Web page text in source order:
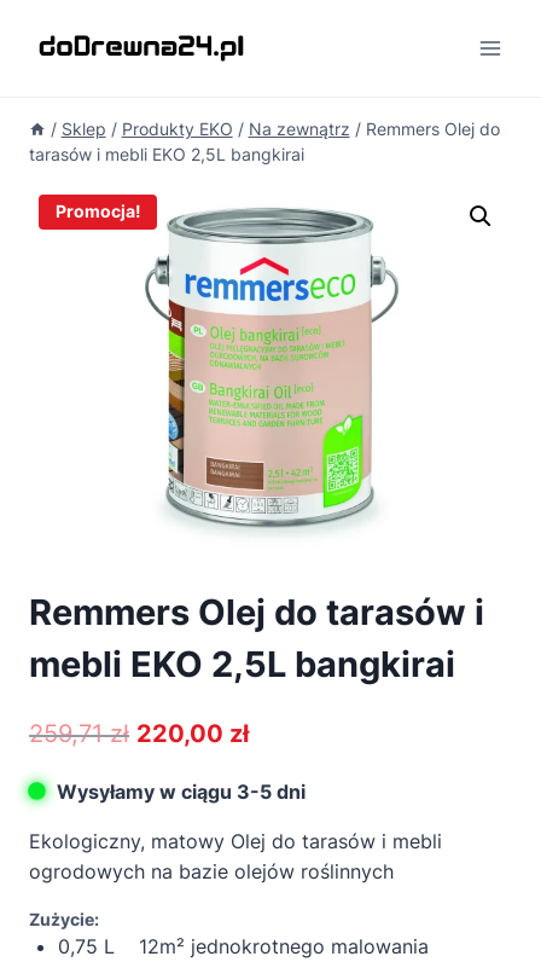
/ Sklep / Produkty EKO / Na zewnątrz / Remmers Olej do
tarasów i mebli EKO 2,5L bangkirai
Promocja!
Remmers Olej do tarasów i
mebli EKO 2,5L bangkirai
259,71zł Pierwotna
wynosiła:
259,71 zł.
220,00 złAktualna
wynosi:
220,00 zł.
Wysyłamy w ciągu 3-5 dni
Ekologiczny, matowy Olej do tarasów i mebli
ogrodowych na bazie olejów roślinnych
Zużycie:
0,75 L 12m² jednokrotnego malowania